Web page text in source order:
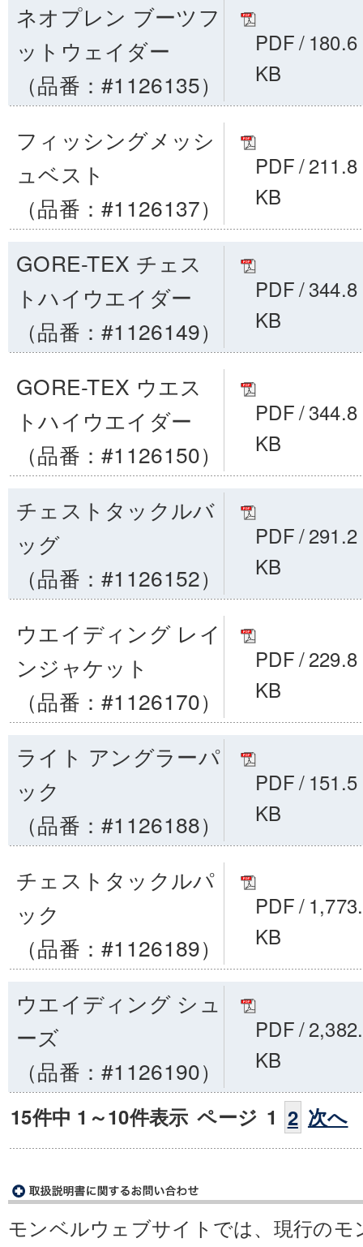
ネオプレン ブーツフ
ットウェイダー
（品番：#1126135）
PDF/ 180.6
KB
フィッシングメッシ
ュベスト
（品番：#1126137）
PDF/211.8
KB
GORE-TEX チェス
トハイウエイダー
（品番：#1126149）
PDF/344.8
KB
GORE-TEX ウエス
トハイウエイダー
（品番：#1126150）
PDF/344.8
KB
チェストタックルバ
ッグ
（品番：#1126152）
PDF/291.2
KB
ウエイディング レイ
ンジャケット
（品番：#1126170）
PDF/229.8
KB
ライト アングラーパ
ック
（品番：#1126188）
PDF/ 151.5
KB
チェストタックルパ
ック
（品番：#1126189）
PDF/
KB
ウエイディング シュ
ーズ
（品番：#1126190）
PDF/
KB
15件中 1～10件表示 ページ 1 2 次へ
モンベルウェブサイトでは、現行のモ